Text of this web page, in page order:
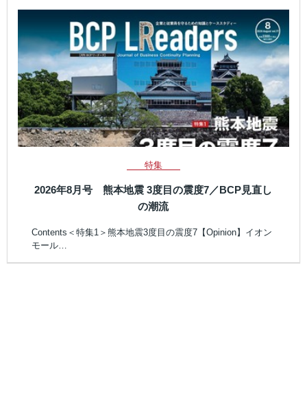
特集
2026年8月号 熊本地震 3度目の震度7／BCP見直し
の潮流
Contents＜特集1＞熊本地震3度目の震度7【Opinion】イオン
モール…